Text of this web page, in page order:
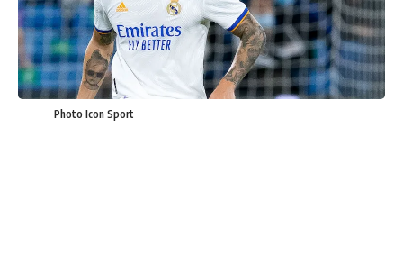
Photo Icon Sport